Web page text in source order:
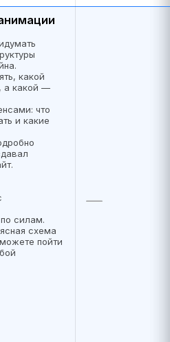
какой
а какой —
что
и какие
силам.
схема
пойти